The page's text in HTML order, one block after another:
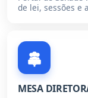
de lei, sessões e
MESA